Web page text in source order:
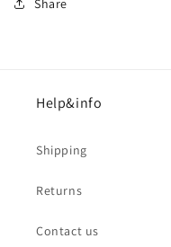
Help&info
Shipping
Returns
Contact us